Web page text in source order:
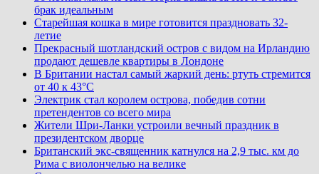
брак идеальным
Старейшая кошка в мире готовится праздновать 32-
летие
Прекрасный шотландский остров с видом на Ирландию
продают дешевле квартиры в Лондоне
В Британии настал самый жаркий день: ртуть стремится
от 40 к 43°C
Электрик стал королем острова, победив сотни
претендентов со всего мира
Жители Шри-Ланки устроили вечный праздник в
президентском дворце
Британский экс-священник катнулся на 2,9 тыс. км до
Рима с виолончелью на велике